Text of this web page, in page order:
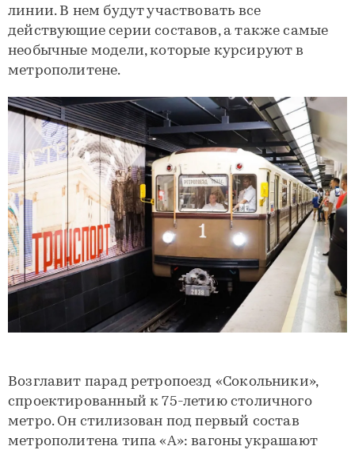
линии. В нем будут участвовать все
действующие серии составов, а также самые
необычные модели, которые курсируют в
метрополитене.
Возглавит парад ретропоезд «Сокольники»,
спроектированный к 75-летию столичного
метро. Он стилизован под первый состав
метрополитена типа «А»: вагоны украшают